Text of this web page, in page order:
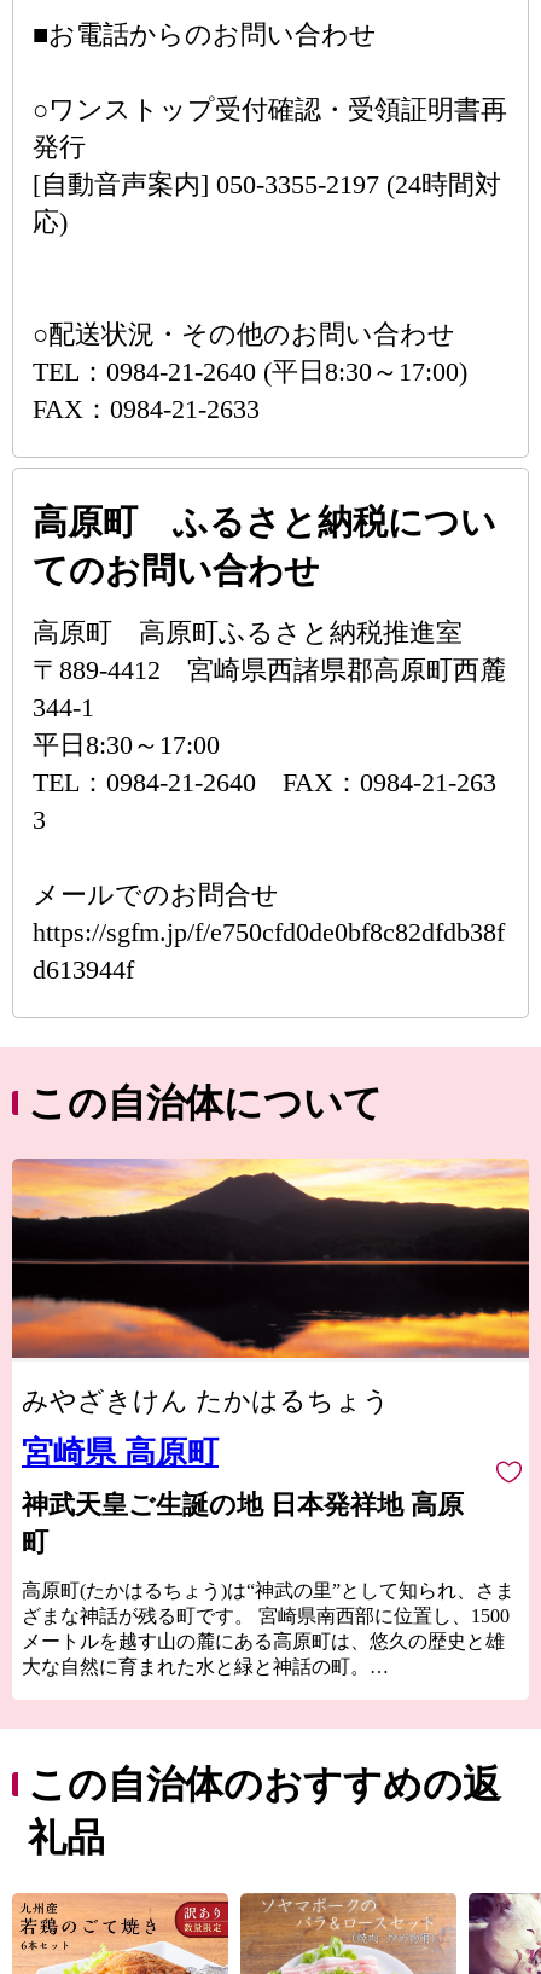
■お電話からのお問い合わせ
○ワンストップ受付確認・受領証明書再
発行
[自動音声案内] 050-3355-2197 (24時間対
応)
○配送状況・その他のお問い合わせ
TEL：0984-21-2640 (平日8:30～17:00)
FAX：0984-21-2633
高原町 ふるさと納税につい
てのお問い合わせ
高原町 高原町ふるさと納税推進室
〒889-4412 宮崎県西諸県郡高原町西麓
344-1
平日8:30～17:00
TEL：0984-21-2640 FAX：0984-21-263
3
メールでのお問合せ
https://sgfm.jp/f/e750cfd0de0bf8c82dfdb38f
d613944f
この自治体について
みやざきけん たかはるちょう
宮崎県 高原町
神武天皇ご生誕の地 日本発祥地 高原
町
高原町(たかはるちょう)は“神武の里”として知られ、さま
ざまな神話が残る町です。 宮崎県南西部に位置し、1500
メートルを越す山の麓にある高原町は、悠久の歴史と雄
大な自然に育まれた水と緑と神話の町。
す。 畜産の町でもあり、全国的にも評判な「宮崎牛」の
一大生産地。新鮮な野菜や果物の宝庫でもあり、霧島連
山の地中深くから湧き出す温泉は近隣では珍しい炭酸泉
をお楽しみいただけます。日本で初めて国立公園となっ
発信に努めています。
この自治体のおすすめの返
礼品